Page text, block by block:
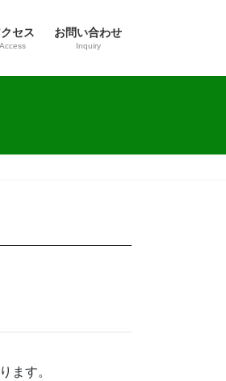
セス
Access
お問い合わせ
Inquiry
ます。